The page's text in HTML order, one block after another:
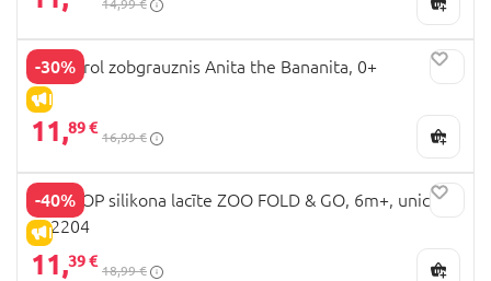
14,99 €
-30%
IZPĀRDOŠANA
Oli&Carol zobgrauznis Anita the Bananita, 0+
11,89 €
16,99 €
-40%
IZPĀRDOŠANA
SKIP HOP silikona lacīte ZOO FOLD & GO, 6m+, unicorn,
232204
11,39 €
18,99 €